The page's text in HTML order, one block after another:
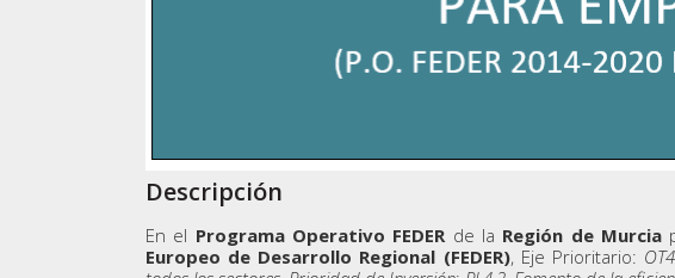
Descripción
En el Programa Operativo FEDERde la Región de Murcia
Europeo de Desarrollo Regional (FEDER), Eje Prioritario: